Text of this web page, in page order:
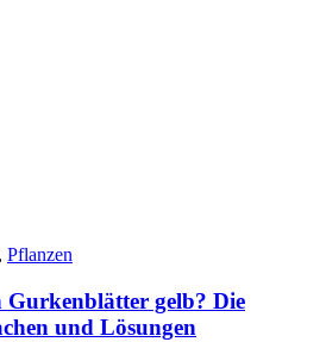
, Pflanzen
Gurkenblätter gelb? Die
und Lösungen